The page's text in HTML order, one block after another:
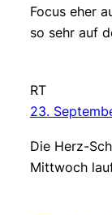
Focus eher
so sehr auf
RT
23.
Die Herz-
Mittwoch